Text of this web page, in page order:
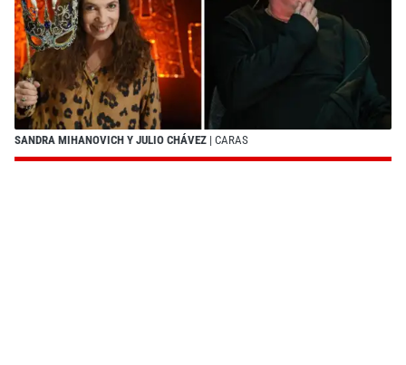
SANDRA MIHANOVICH Y JULIO CHÁVEZ | CARAS